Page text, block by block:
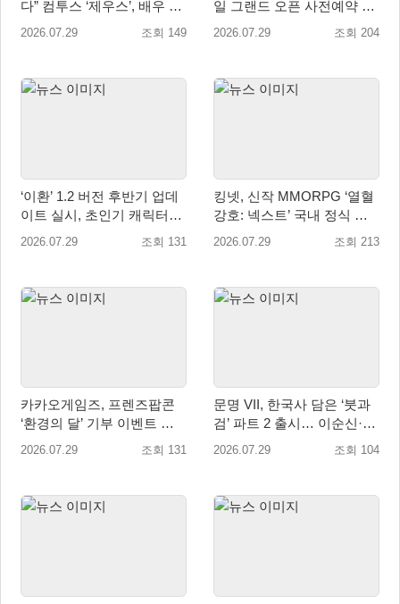
다” 컴투스 ‘제우스’, 배우 박
지현의 ‘판도라’ 제작기 공개
2026.07.29 조회 149
일 그랜드 오픈 사전예약 시
작… 8월 말 오픈 예정
2026.07.29 조회 204
‘이환’ 1.2 버전 후반기 업데
이트 실시, 초인기 캐릭터
‘일로이’ 등장
2026.07.29 조회 131
킹넷, 신작 MMORPG ‘열혈
강호: 넥스트’ 국내 정식 출
시
2026.07.29 조회 213
카카오게임즈, 프렌즈팝콘
‘환경의 달’ 기부 이벤트 성
료…수달 서식지 보전 위해
2026.07.29 조회 131
문명 VII, 한국사 담은 ‘붓과
검’ 파트 2 출시… 이순신·고
려·조선 추가
2026.07.29 조회 104